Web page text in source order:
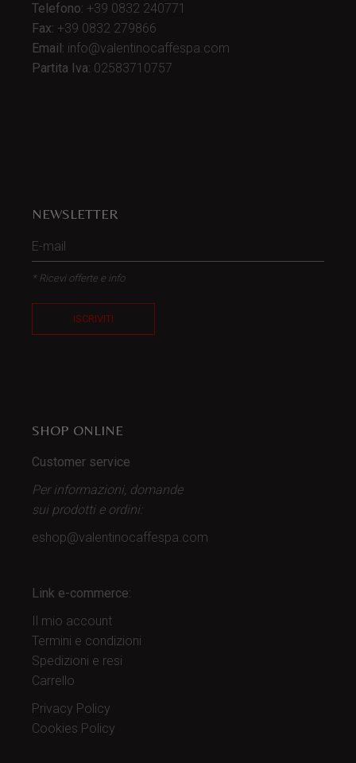
Telefono: +39 0832 240771
Fax: +39 0832 279866
Email: info@valentinocaffespa.com
Partita Iva: 02583710757
NEWSLETTER
* Ricevi offerte e info
ISCRIVITI
SHOP ONLINE
Customer service
Per informazioni, domande
sui prodotti e ordini:
eshop@valentinocaffespa.com
Link e-commerce:
Il mio account
Termini e condizioni
Spedizioni e resi
Carrello
Privacy Policy
Cookies Policy